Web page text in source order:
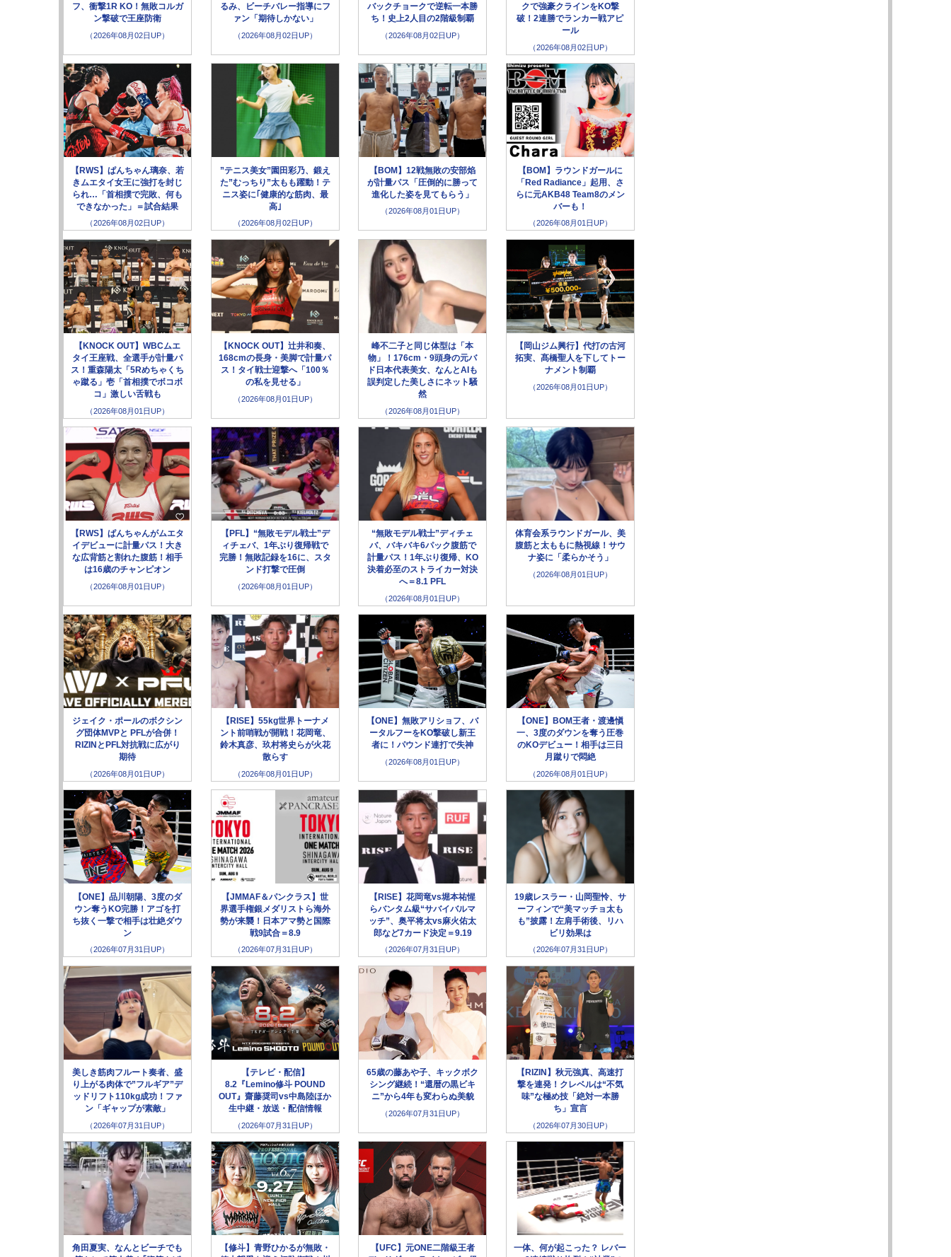
フ、衝撃1R KO！無敗コルガ
ン撃破で王座防衛
（2026年08月02日UP）
るみ、ビーチバレー指導にフ
ァン「期待しかない」
（2026年08月02日UP）
バックチョークで逆転一本勝
ち！史上2人目の2階級制覇
（2026年08月02日UP）
クで強豪クラインをKO撃
破！2連勝でランカー戦アピ
ール
（2026年08月02日UP）
【RWS】ぱんちゃん璃奈、若
きムエタイ女王に強打を封じ
られ…「首相撲で完敗、何も
できなかった」＝試合結果
（2026年08月02日UP）
”テニス美女”園田彩乃、鍛え
た”むっちり”太もも躍動！テ
ニス姿に｢健康的な筋肉、最
高｣
（2026年08月02日UP）
【BOM】12戦無敗の安部焰
が計量パス「圧倒的に勝って
進化した姿を見てもらう」
（2026年08月01日UP）
【BOM】ラウンドガールに
「Red Radiance」起用、さ
らに元AKB48 Team8のメン
バーも！
（2026年08月01日UP）
【KNOCK OUT】WBCムエ
タイ王座戦、全選手が計量パ
ス！重森陽太「5Rめちゃくち
ゃ蹴る」壱「首相撲でボコボ
コ」激しい舌戦も
（2026年08月01日UP）
【KNOCK OUT】辻井和奏、
168cmの長身・美脚で計量パ
ス！タイ戦士迎撃へ「100％
の私を見せる」
（2026年08月01日UP）
峰不二子と同じ体型は「本
物」！176cm・9頭身の元バ
ド日本代表美女、なんとAIも
誤判定した美しさにネット騒
然
（2026年08月01日UP）
【岡山ジム興行】代打の古河
拓実、髙橋聖人を下してトー
ナメント制覇
（2026年08月01日UP）
【RWS】ぱんちゃんがムエタ
イデビューに計量パス！大き
な広背筋と割れた腹筋！相手
は16歳のチャンピオン
（2026年08月01日UP）
【PFL】“無敗モデル戦士”デ
ィチェバ、1年ぶり復帰戦で
完勝！無敗記録を16に、スタ
ンド打撃で圧倒
（2026年08月01日UP）
“無敗モデル戦士”ディチェ
バ、バキバキ6パック腹筋で
計量パス！1年ぶり復帰、KO
決着必至のストライカー対決
へ＝8.1 PFL
（2026年08月01日UP）
体育会系ラウンドガール、美
腹筋と太ももに熱視線！サウ
ナ姿に「柔らかそう」
（2026年08月01日UP）
ジェイク・ポールのボクシン
グ団体MVPと PFLが合併！
RIZINとPFL対抗戦に広がり
期待
（2026年08月01日UP）
【RISE】55kg世界トーナメ
ント前哨戦が開戦！花岡竜、
鈴木真彦、玖村将史らが火花
散らす
（2026年08月01日UP）
【ONE】無敗アリショフ、バ
ータルフーをKO撃破し新王
者に！パウンド連打で失神
（2026年08月01日UP）
【ONE】BOM王者・渡邊愼
一、3度のダウンを奪う圧巻
のKOデビュー！相手は三日
月蹴りで悶絶
（2026年08月01日UP）
【ONE】品川朝陽、3度のダ
ウン奪うKO完勝！アゴを打
ち抜く一撃で相手は壮絶ダウ
ン
（2026年07月31日UP）
【JMMAF＆パンクラス】世
界選手権銀メダリストら海外
勢が来襲！日本アマ勢と国際
戦9試合＝8.9
（2026年07月31日UP）
【RISE】花岡竜vs堀本祐惺
らバンタム級“サバイバルマ
ッチ”、奥平将太vs麻火佑太
郎など7カード決定＝9.19
（2026年07月31日UP）
19歳レスラー・山岡聖怜、サ
ーフィンで“美マッチョ太も
も”披露！左肩手術後、リハ
ビリ効果は
（2026年07月31日UP）
美しき筋肉フルート奏者、盛
り上がる肉体で”フルギア”デ
ッドリフト110kg成功！ファ
ン「ギャップが素敵」
（2026年07月31日UP）
【テレビ・配信】
8.2『Lemino修斗 POUND
OUT』齋藤奨司vs中島陸ほか
生中継・放送・配信情報
（2026年07月31日UP）
65歳の藤あや子、キックボク
シング継続！“還暦の黒ビキ
ニ”から4年も変わらぬ美貌
（2026年07月31日UP）
【RIZIN】秋元強真、高速打
撃を連発！クレベルは“不気
味”な極め技「絶対一本勝
ち」宣言
（2026年07月30日UP）
角田夏実、なんとビーチでも
【修斗】青野ひかるが無敗・
【UFC】元ONE二階級王者
一体、何が起こった？ レバー